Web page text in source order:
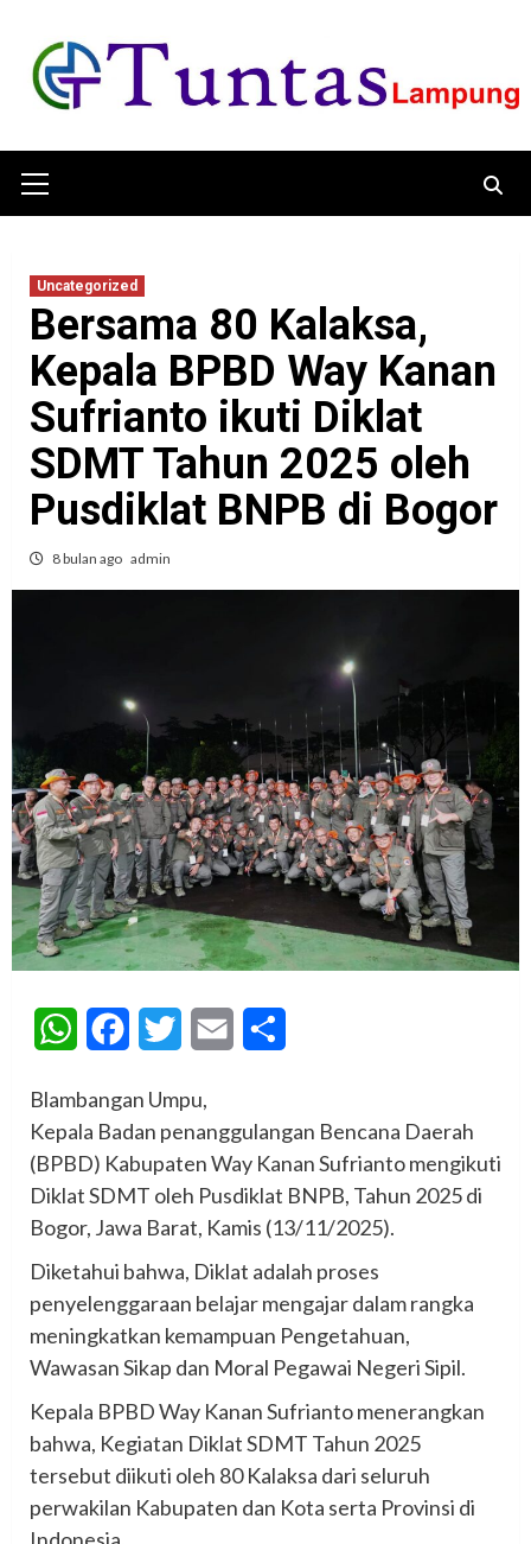
content
Menu
Uncategorized
Bersama 80 Kalaksa,
Kepala BPBD Way Kanan
Sufrianto ikuti Diklat
SDMT Tahun 2025 oleh
Pusdiklat BNPB di Bogor
8 bulan ago admin
WhatsAppFacebookTwitter Email
Blambangan Umpu,
Kepala Badan penanggulangan Bencana Daerah
(BPBD) Kabupaten Way Kanan Sufrianto mengikuti
Diklat SDMT oleh Pusdiklat BNPB, Tahun 2025 di
Bogor, Jawa Barat, Kamis (13/11/2025).
Diketahui bahwa, Diklat adalah proses
penyelenggaraan belajar mengajar dalam rangka
meningkatkan kemampuan Pengetahuan,
Wawasan Sikap dan Moral Pegawai Negeri Sipil.
Kepala BPBD Way Kanan Sufrianto menerangkan
bahwa, Kegiatan Diklat SDMT Tahun 2025
tersebut diikuti oleh 80 Kalaksa dari seluruh
perwakilan Kabupaten dan Kota serta Provinsi di